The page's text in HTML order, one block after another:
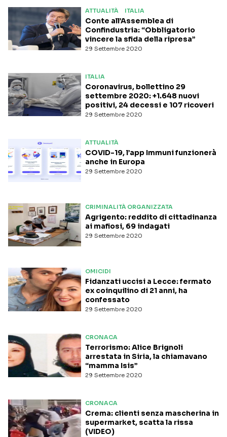
ATTUALITÀ ITALIA
29 Settembre 2020
Conte all’Assemblea di
Confindustria: “Obbligatorio
vincere la sfida della ripresa”
ITALIA
29 Settembre 2020
Coronavirus, bollettino 29
settembre 2020: +1.648 nuovi
positivi, 24 decessi e 107 ricoveri
ATTUALITÀ
29 Settembre 2020
COVID-19, l’app Immuni funzionerà
anche in Europa
CRIMINALITÀ ORGANIZZATA
29 Settembre 2020
Agrigento: reddito di cittadinanza
ai mafiosi, 69 indagati
OMICIDI
29 Settembre 2020
Fidanzati uccisi a Lecce: fermato
ex coinquilino di 21 anni, ha
confessato
CRONACA
29 Settembre 2020
Terrorismo: Alice Brignoli
arrestata in Siria, la chiamavano
“mamma Isis”
CRONACA
Crema: clienti senza mascherina in
supermarket, scatta la rissa
(VIDEO)